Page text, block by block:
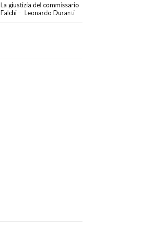
La giustizia del commissario
Falchi – Leonardo Duranti